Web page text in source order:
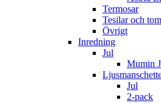
Termosar
Tesilar och
Övrigt
Inredning
Jul
Mumin
Jul
2-pack